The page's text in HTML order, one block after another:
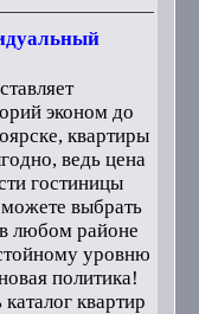
эконом до
квартиры
ведь цена
гостиницы
выбрать
любом районе
уровню
политика!
квартир